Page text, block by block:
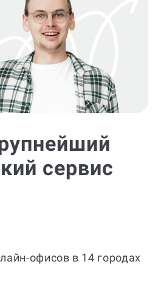
сервис
офисов в 14 городах